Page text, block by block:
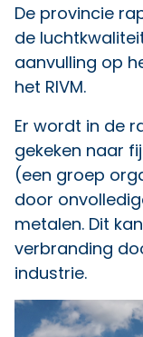
De provincie
de
aanvulling op
het RIVM.
Er wordt in de
gekeken naar
(een groep
door
metalen. Dit
verbranding
industrie.